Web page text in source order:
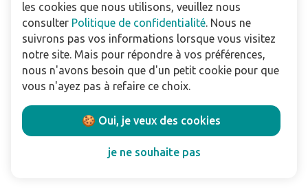
Pour les professionnels
Téléchargements
Politique de confidentialité
Conditions Générales de Vente
Utilisation du site
les cookies que nous utilisons, veuillez nous
consulter Politique de confidentialité. Nous ne
suivrons pas vos informations lorsque vous visitez
notre site. Mais pour répondre à vos préférences,
nous n'avons besoin que d'un petit cookie pour que
vous n'ayez pas à refaire ce choix.
🍪 Oui, je veux des cookies
je ne souhaite pas